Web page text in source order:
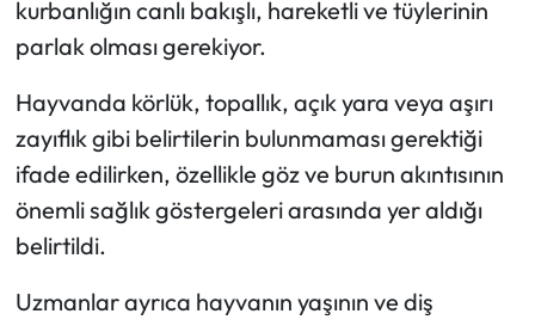
kurbanlığın canlı bakışlı, hareketli ve tüylerinin
parlak olması gerekiyor.
Hayvanda körlük, topallık, açık yara veya aşırı
zayıflık gibi belirtilerin bulunmaması gerektiği
ifade edilirken, özellikle göz ve burun akıntısının
önemli sağlık göstergeleri arasında yer aldığı
belirtildi.
Uzmanlar ayrıca hayvanın yaşının ve diş